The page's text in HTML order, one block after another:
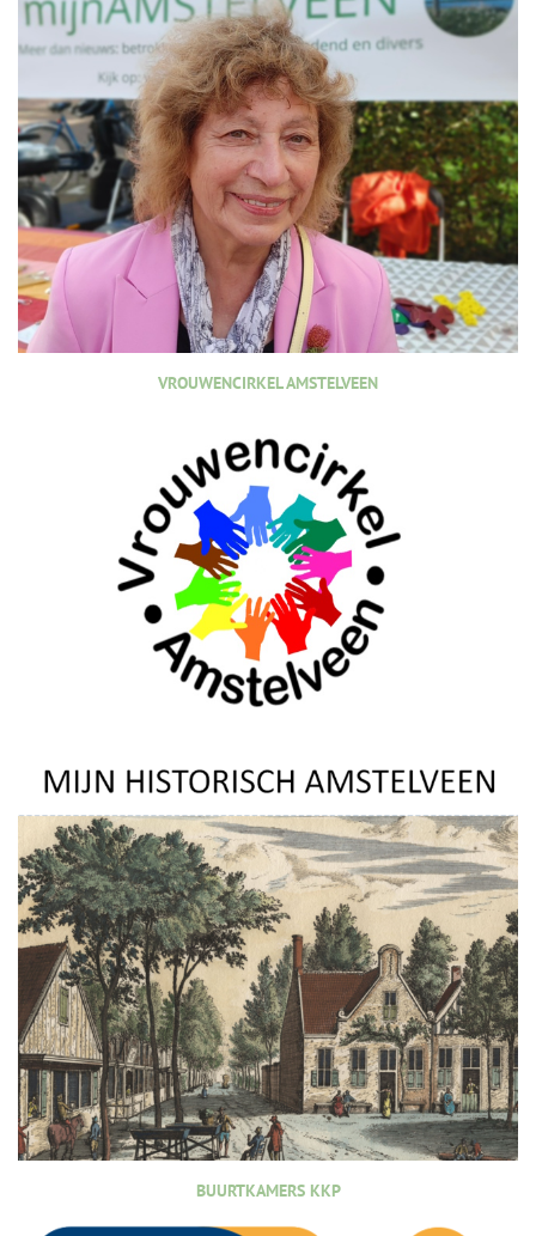
VROUWENCIRKEL AMSTELVEEN
BUURTKAMERS KKP